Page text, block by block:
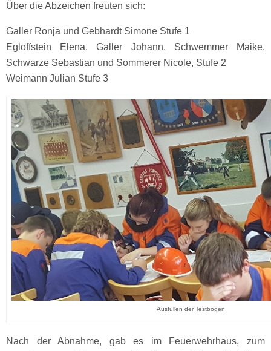
Über die Abzeichen freuten sich:
Galler Ronja und Gebhardt Simone Stufe 1
Egloffstein Elena, Galler Johann, Schwemmer Maike,
Schwarze Sebastian und Sommerer Nicole, Stufe 2
Weimann Julian Stufe 3
Ausfüllen der Testbögen
Nach der Abnahme, gab es im Feuerwehrhaus, zum